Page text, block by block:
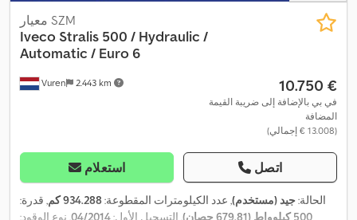
Vuren 2.443 km
معيار SZM
Iveco Stralis 500 / Hydraulic /
Automatic / Euro 6
‏10.750 €
في بي بالإضافة إلى ضريبة القيمة
المضافة
(‏13.008 € إجمالي)
استعلام اتصل
الحالة:جيد (مستخدم), عدد الكيلومترات المقطوعة:934.288 كم
, قدرة:
500 كيلوواط (679,81 حصان)
, التسجيل الأول:04/2014, نوع الوقود: